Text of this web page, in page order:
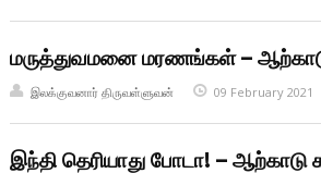
மருத்துவமனை மரணங்கள் –
இலக்குவனார் திருவள்ளுவன் 09 February 2021
இந்தி தெரியாது போடா! – ஆற்காடு